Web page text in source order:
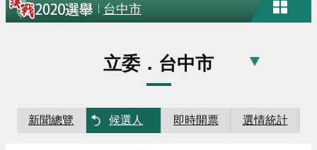
| 台中市
立委．台中市
新聞總覽 候選人 即時開票 選情統計